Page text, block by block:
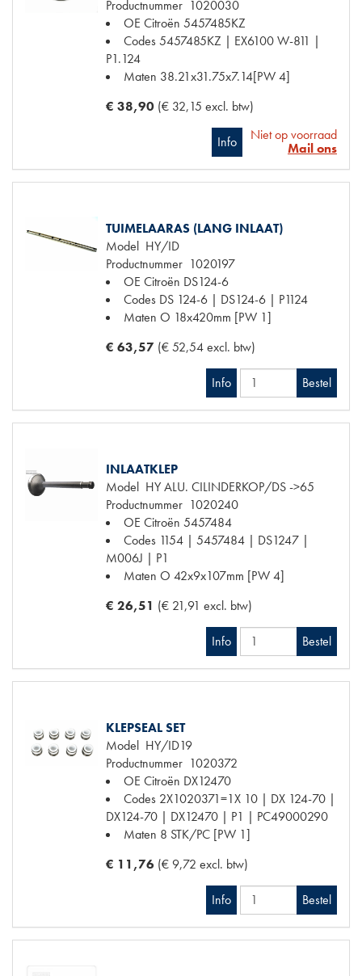
Productnummer 1020030
OE Citroën 5457485KZ
Codes5457485KZ | EX6100 W-811 |
P1.124
Maten 38.21x31.75x7.14[PW 4]
€ 38,90 (€ 32,15 excl. btw)
Info
Niet op voorraad
Mail ons
TUIMELAARAS (LANG INLAAT)
Model HY/ID
Productnummer 1020197
OE Citroën DS124-6
Codes DS 124-6 | DS124-6 | P1124
Maten O 18x420mm [PW 1]
€ 63,57 (€ 52,54 excl. btw)
Info Bestel
INLAATKLEP
Model HY ALU. CILINDERKOP/DS ->65
Productnummer 1020240
OE Citroën 5457484
Codes 1154 | 5457484 | DS1247 |
M006J | P1
Maten O 42x9x107mm [PW 4]
€ 26,51 (€ 21,91 excl. btw)
Info Bestel
KLEPSEAL SET
Model HY/ID19
Productnummer 1020372
OE Citroën DX12470
Codes 2X1020371=1X 10 | DX 124-70 |
DX124-70 | DX12470 | P1 | PC49000290
Maten 8 STK/PC [PW 1]
€ 11,76 (€ 9,72 excl. btw)
Info Bestel